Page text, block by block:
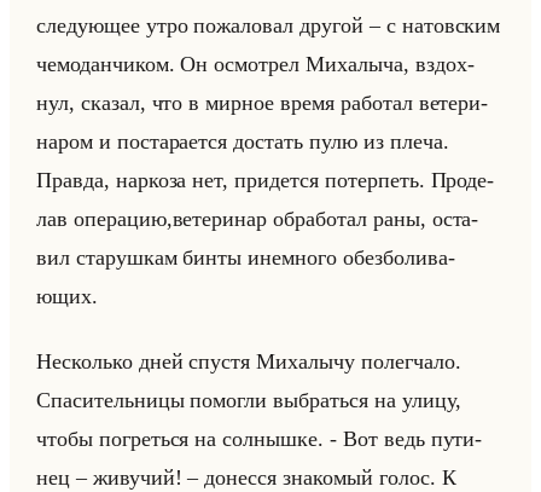
сле­ду­ющее утро по­жа­ло­вал дру­гой – с на­тов­ским
че­мо­дан­чи­ком. Он осмот­рел Ми­ха­лы­ча, вздох­
нул, ска­зал, что в мир­ное время ра­бо­тал ве­те­ри­
на­ром и по­ста­ра­ет­ся до­стать пулю из плеча.
Прав­да, нар­ко­за нет, при­дет­ся по­тер­петь. Про­де­
лав опе­ра­цию,ве­те­ри­нар об­ра­бо­тал раны, оста­
вил ста­руш­кам бинты ине­мно­го обез­бо­ли­ва­
ющих.
Несколько дней спу­стя Ми­ха­лы­чу по­лег­ча­ло.
Спа­си­тельни­цы по­мог­ли вы­браться на улицу,
чтобы по­греться на сол­ныш­ке. - Вот ведь пу­ти­
нец – жи­ву­чий! – до­нес­ся зна­ко­мый голос. К